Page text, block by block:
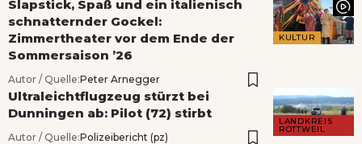
KULTUR
Slapstick, Spaß und ein italienisch
schnatternder Gockel:
Zimmertheater vor dem Ende der
Sommersaison ’26
Autor / Quelle:Peter Arnegger
LANDKREIS
ROTTWEIL
Ultraleichtflugzeug stürzt bei
Dunningen ab: Pilot (72) stirbt
Autor / Quelle:Polizeibericht (pz)